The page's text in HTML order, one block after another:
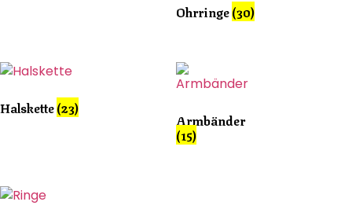
Ohrringe(30)
Halskette(23)
Armbänder
(15)